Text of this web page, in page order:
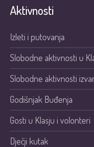
Aktivnosti
Izleti i putovanja
Slobodne aktivnosti u
Slobodne aktivnosti
Godišnjak Buđenja
Gosti u Klasju i volonteri
Dječji kutak